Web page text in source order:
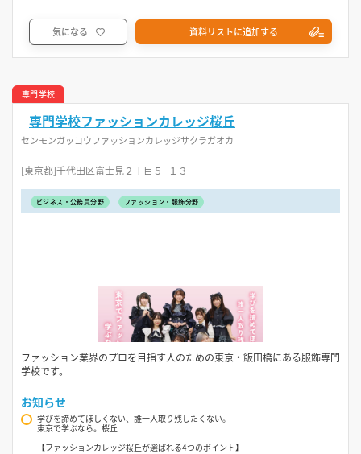
気になる 資料リストに追加する
専門学校
専門学校ファッションカレッジ桜丘
センモンガッコウファッションカレッジサクラガオカ
[東京都]千代田区富士見２丁目５−１３
ビジネス・公務員分野 ファッション・服飾分野
ファッション業界のプロを目指す人のための東京・飯田橋にある服飾専門
学校です。
お知らせ
学びを諦めてほしくない、誰一人取り残したくない。
東京で学ぶなら。桜丘
【ファッションカレッジ桜丘が選ばれる4つのポイント】